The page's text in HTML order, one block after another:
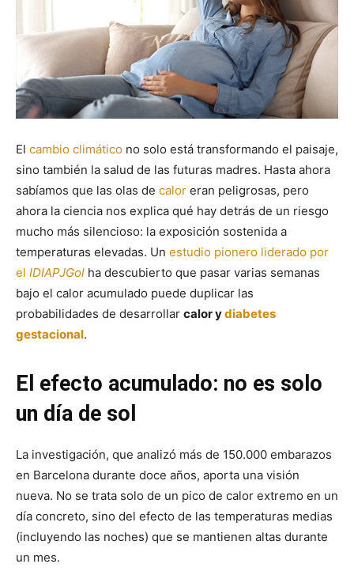
El cambio climático no solo está transformando el paisaje,
sino también la salud de las futuras madres. Hasta ahora
sabíamos que las olas de calor eran peligrosas, pero
ahora la ciencia nos explica qué hay detrás de un riesgo
mucho más silencioso: la exposición sostenida a
temperaturas elevadas. Un estudio pionero liderado por
el IDIAPJGol ha descubierto que pasar varias semanas
bajo el calor acumulado puede duplicar las
probabilidades de desarrollar calor ydiabetes
gestacional.
El efecto acumulado: no es solo
un día de sol
La investigación, que analizó más de 150.000 embarazos
en Barcelona durante doce años, aporta una visión
nueva. No se trata solo de un pico de calor extremo en un
día concreto, sino del efecto de las temperaturas medias
(incluyendo las noches) que se mantienen altas durante
un mes.